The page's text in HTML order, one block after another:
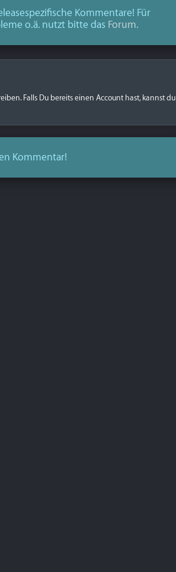
Kommentare! Für
o.ä. nutzt bitte das Forum.
Falls Du bereits einen Account hast, kannst du
Kommentar!